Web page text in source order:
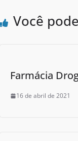
o
Você
Farmácia
16 de abril de 2021